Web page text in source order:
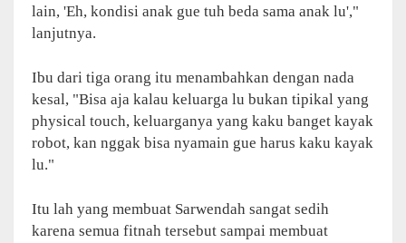
lain, 'Eh, kondisi anak gue tuh beda sama anak lu',"
lanjutnya.
Ibu dari tiga orang itu menambahkan dengan nada
kesal, "Bisa aja kalau keluarga lu bukan tipikal yang
physical touch, keluarganya yang kaku banget kayak
robot, kan nggak bisa nyamain gue harus kaku kayak
lu."
Itu lah yang membuat Sarwendah sangat sedih
karena semua fitnah tersebut sampai membuat